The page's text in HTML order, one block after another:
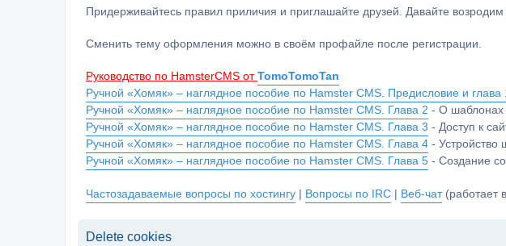
Придерживайтесь правил приличия и приглашайте друзей. Давайте
Сменить тему оформления можно в своём профайле после регистрации.
Руководство по HamsterCMS от TomoTomoTan
Ручной «Хомяк» – наглядное пособие по Hamster CMS. Предисловие и глава
Ручной «Хомяк» – наглядное пособие по Hamster CMS. Глава 2 - О
Ручной «Хомяк» – наглядное пособие по Hamster CMS. Глава 3 - Доступ к
Ручной «Хомяк» – наглядное пособие по Hamster CMS. Глава 4 - Устройство
Ручной «Хомяк» – наглядное пособие по Hamster CMS. Глава 5 - Создание
Частозадаваемые вопросы по хостингу | Вопросы по IRC | Веб-чат(работает
Delete cookies